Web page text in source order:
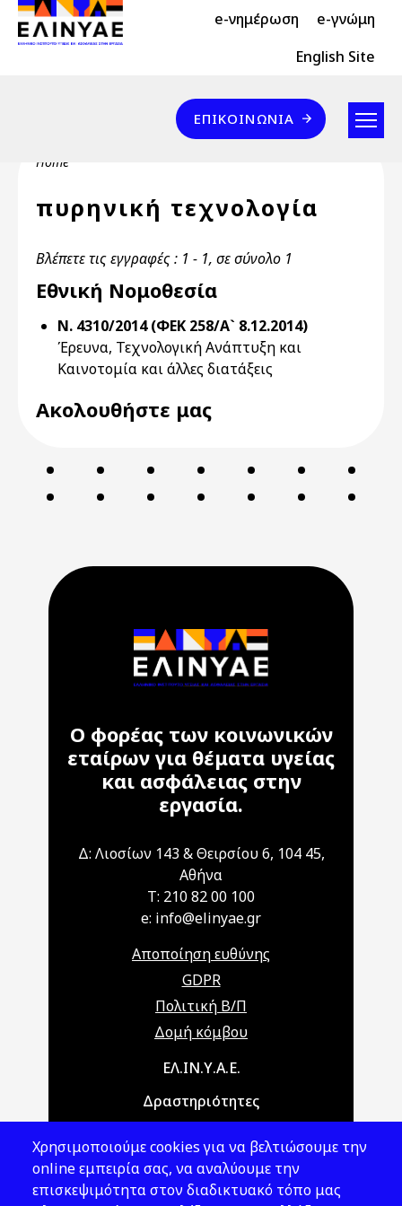
Skip to main content
Header Top 2 e-νημέρωση e-γνώμη
Header Top English Site
Επικοινωνία
ΕΠΙΚΟΙΝΩΝΊΑ
Breadcrumb
Home
πυρηνική τεχνολογία
Βλέπετε τις εγγραφές : 1 - 1, σε σύνολο 1
Εθνική Νομοθεσία
Ν. 4310/2014 (ΦΕΚ 258/Α` 8.12.2014)
Έρευνα, Τεχνολογική Ανάπτυξη και
Καινοτομία και άλλες διατάξεις
Ακολουθήστε μας
Ο φορέας των κοινωνικών
εταίρων για θέματα υγείας
και ασφάλειας στην
εργασία.
Δ: Λιοσίων 143 & Θειρσίου 6, 104 45,
Αθήνα
T: 210 82 00 100
e: info@elinyae.gr
Αποποίηση ευθύνης
GDPR
Πολιτική Β/Π
Δομή κόμβου
Main navigationΕΛ.ΙΝ.Υ.Α.Ε.
Δραστηριότητες
Νομοθεσία
Εκδόσεις
Χρησιμοποιούμε cookies για να βελτιώσουμε την
online εμπειρία σας, να αναλύουμε την
επισκεψιμότητα στον διαδικτυακό τόπο μας